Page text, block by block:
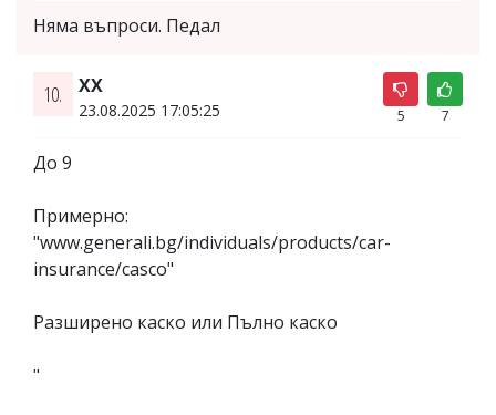
Няма въпроси. Педал
10. ХХ
23.08.2025 17:05:25 5 7
До 9
Примерно:
"www.generali.bg/individuals/products/car-
insurance/casco"
Разширено каско или Пълно каско
"